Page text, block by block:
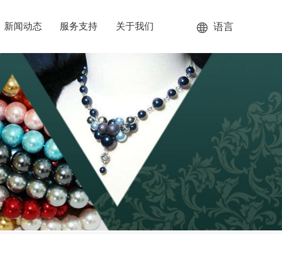
新闻动态 服务支持 关于我们 语言